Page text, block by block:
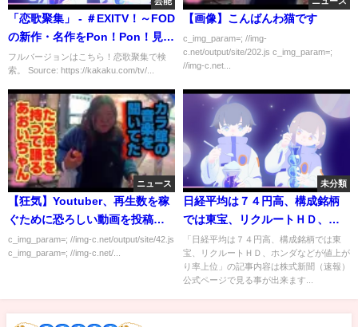
「恋歌聚集」 - ＃EXITV！～FOD
の新作・名作をPon！Pon！見せ
まくり！～（フジテレビ）
フルバージョンはこちら！恋歌聚集で検
索。 Source: https://kakaku.com/tv/...
【画像】こんばんわ猫です
c_img_param=; //img-
c.net/output/site/202.js c_img_param=;
//img-c.net...
ニュース
【狂気】Youtuber、再生数を稼
ぐために恐ろしい動画を投稿ｗ
ｗｗｗｗ
c_img_param=; //img-c.net/output/site/42.js
c_img_param=; //img-c.net/...
未分類
日経平均は７４円高、構成銘柄
では東宝、リクルートＨＤ、ホ
ンダなどが値上がり率上位
「日経平均は７４円高、構成銘柄では東
宝、リクルートＨＤ、ホンダなどが値上が
り率上位」の記事内容は株式新聞（速報）
公式ページで見る事が出来ます...